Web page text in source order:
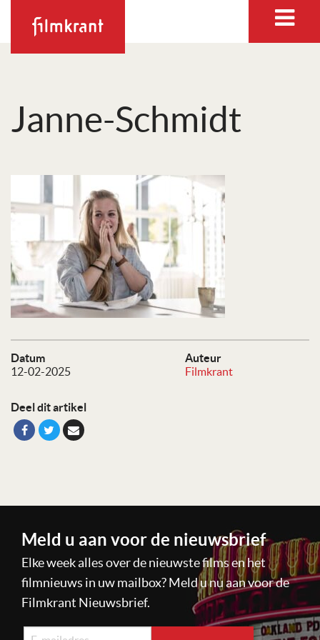
Janne-Schmidt
Datum
12-02-2025
Auteur
Filmkrant
Deel dit artikel
Meld u aan voor de nieuwsbrief
Elke week alles over de nieuwste films en het
filmnieuws in uw mailbox? Meld u nu aan voor de
Filmkrant Nieuwsbrief.